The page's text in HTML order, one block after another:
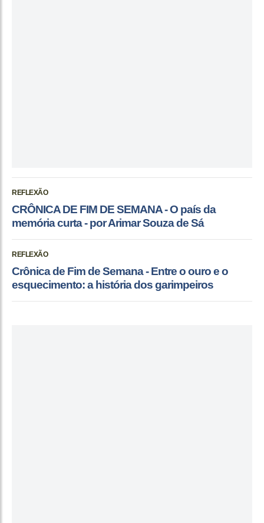
REFLEXÃO
CRÔNICA DE FIM DE SEMANA - O país da
memória curta - por Arimar Souza de Sá
REFLEXÃO
Crônica de Fim de Semana - Entre o ouro e o
esquecimento: a história dos garimpeiros